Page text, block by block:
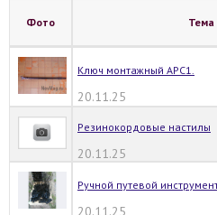
Фото Тема
Ключ монтажный АРС1.
20.11.25
Резинокордовые настилы
20.11.25
Ручной путевой
20.11.25